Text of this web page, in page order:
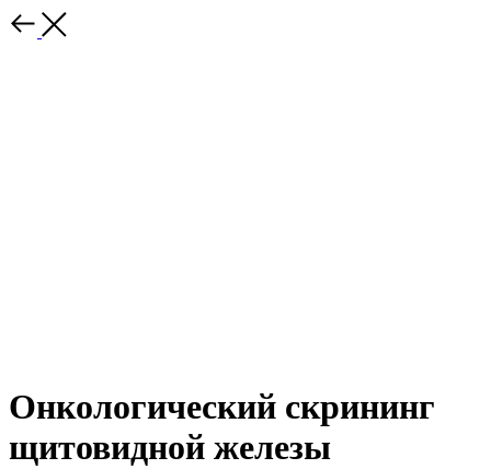
Онкологический скрининг
щитовидной железы